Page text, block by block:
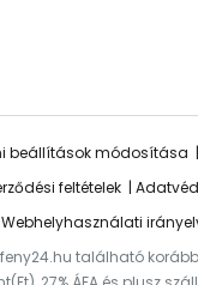
beállítások módosítása
feltételek
Webhelyhasználati
található